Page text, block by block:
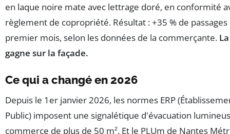
en laque noire mate avec lettrage doré, en conformité
règlement de copropriété. Résultat : +35 % de
premier mois, selon les données de la commerçante.
gagne sur la façade.
Ce qui a changé en 2026
Depuis le 1er janvier 2026, les normes ERP
Public) imposent une signalétique d'évacuation
commerce de plus de 50 m². Et le PLUm de Nantes